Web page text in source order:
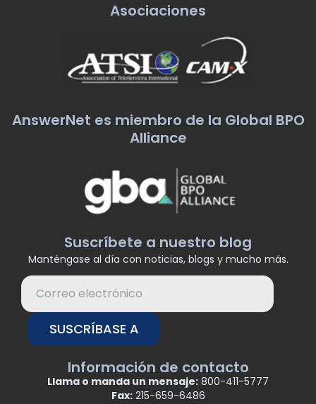
Asociaciones
AnswerNet es miembro de la Global BPO
Alliance
Suscríbete a nuestro blog
Manténgase al día con noticias, blogs y mucho más.
SUSCRÍBASE A
Información de contacto
Llama o manda un mensaje: 800-411-5777
Fax:215-659-6486